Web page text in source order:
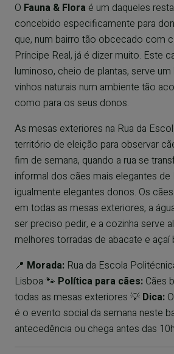
O Fauna & Flora é um daqueles
concebido especificamente para
que, num bairro tão obcecado com
Príncipe Real, já é dizer muito. Este
luminoso, cheio de plantas, serve
vinhos naturais num ambiente tão
como para os seus donos.
As mesas exteriores na Rua da
território de eleição para observar
fim de semana, quando a rua se
informal dos cães mais elegantes
igualmente elegantes donos. Os
em todas as mesas exteriores, a
ser preciso pedir, e a cozinha serve
melhores torradas de abacate e açaí
📍 Morada: Rua da Escola
Lisboa 🐾 Política para cães: Cães
todas as mesas exteriores 💡 Dica:
é o evento social da semana neste
antecedência ou chega antes das